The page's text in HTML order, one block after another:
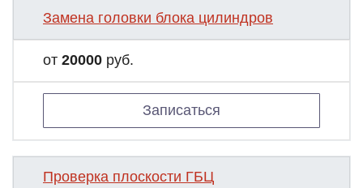
Замена головки блока цилиндров
от 20000 руб.
Записаться
Проверка плоскости ГБЦ